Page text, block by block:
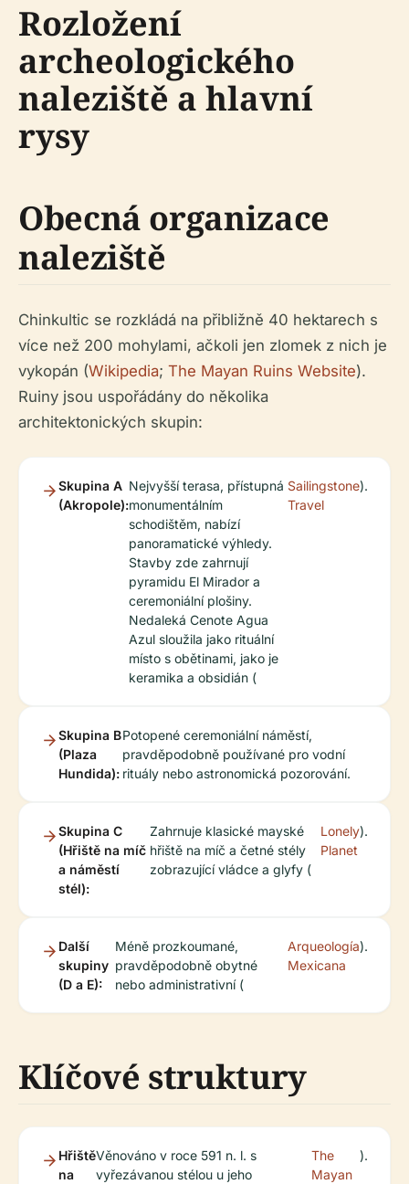
Rozložení
archeologického
naleziště a hlavní
rysy
Obecná organizace
naleziště
Chinkultic se rozkládá na přibližně 40 hektarech s
více než 200 mohylami, ačkoli jen zlomek z nich je
vykopán (Wikipedia; The Mayan Ruins Website).
Ruiny jsou uspořádány do několika
architektonických skupin:
Skupina A
(Akropole):
Nejvyšší terasa, přístupná
monumentálním
schodištěm, nabízí
panoramatické výhledy.
Stavby zde zahrnují
pyramidu El Mirador a
ceremoniální plošiny.
Nedaleká Cenote Agua
Azul sloužila jako rituální
místo s obětinami, jako je
keramika a obsidián (
Sailingstone
Travel
).
Skupina B
(Plaza
Hundida):
Potopené ceremoniální náměstí,
pravděpodobně používané pro vodní
rituály nebo astronomická pozorování.
Skupina C
(Hřiště na míč
a náměstí
stél):
Zahrnuje klasické mayské
hřiště na míč a četné stély
zobrazující vládce a glyfy (
Lonely
Planet
).
Další
skupiny
(D a E):
Méně prozkoumané,
pravděpodobně obytné
nebo administrativní (
Arqueología
Mexicana
).
Klíčové struktury
Hřiště
na
Věnováno v roce 591 n. l. s
vyřezávanou stélou u jeho
The
Mayan
).